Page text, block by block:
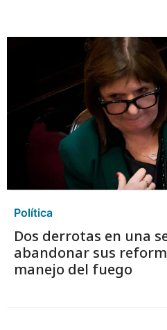
Política
Dos derrotas en una
abandonar sus
manejo del fuego